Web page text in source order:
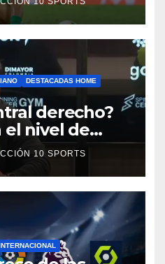
DESTACADAS HOME
derecho?
el nivel de
10 SPORTS